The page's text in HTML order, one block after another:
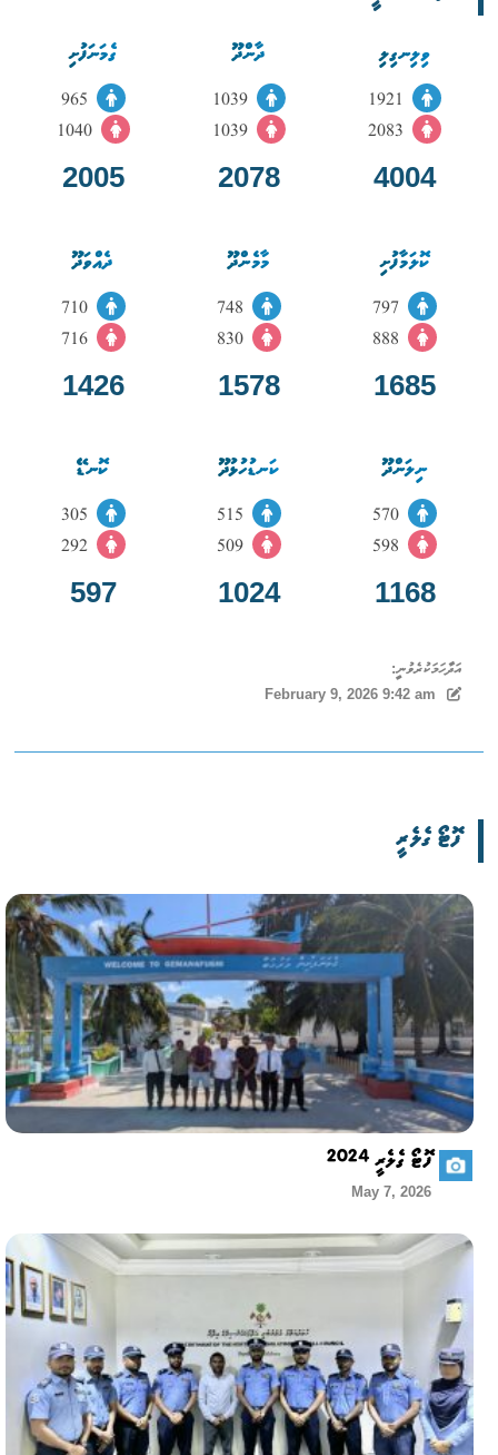
ވިލިނގިލި
1921
2083
4004
ދާންދޫ
1039
1039
2078
ގެމަނަފުށި
1040
2005
ކޮލަމާފުށި
797
888
1685
މާމެންދޫ
748
830
1578
ދެއްވަދޫ
710
716
1426
ނިލަންދޫ
570
598
1168
ކަނޑުހުޅުދޫ
515
509
1024
ކޮނޑޭ
292
597
އަދާހަމަކުރެވުނީ:
February 9, 2026 9:42 am
ފޮޓޯ ގެލެރީ
ފޮޓޯ ގެލެރީ 2024
May 7, 2026